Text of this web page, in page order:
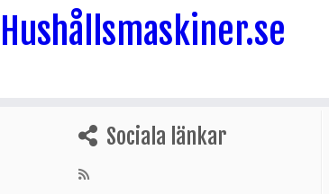
Hushållsmaskiner.se
Sociala länkar